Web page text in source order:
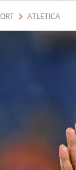
ATLETICA